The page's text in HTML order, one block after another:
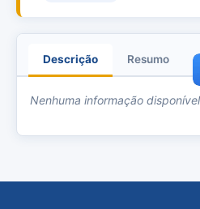
Descrição Resumo
Nenhuma informação